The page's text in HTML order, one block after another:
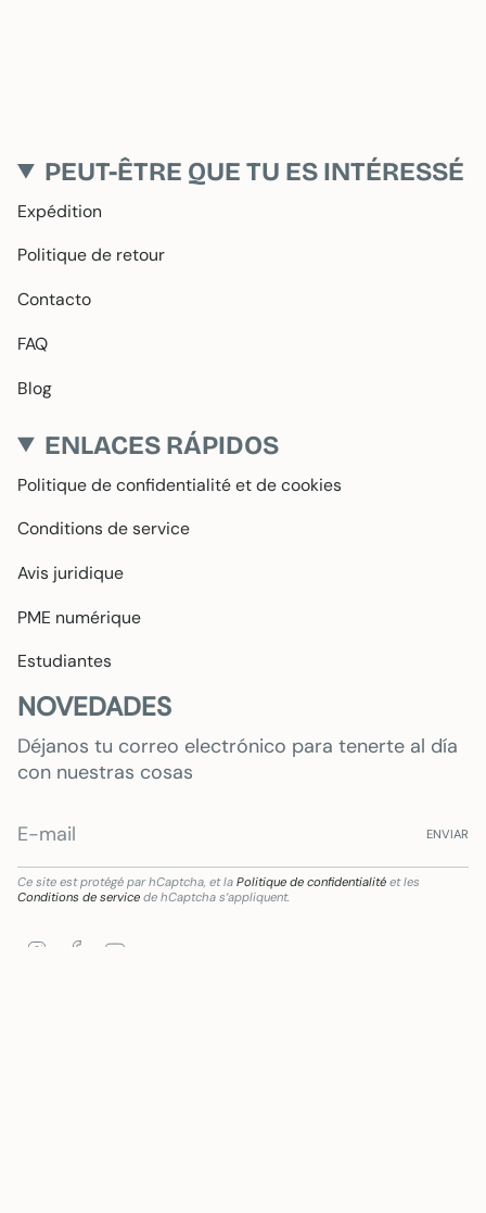
PEUT-ÊTRE QUE TU ES INTÉRESSÉ
Expédition
Politique de retour
Contacto
FAQ
Blog
ENLACES RÁPIDOS
Politique de confidentialité et de cookies
Conditions de service
Avis juridique
PME numérique
Estudiantes
NOVEDADES
Déjanos tu correo electrónico para tenerte al día
con nuestras cosas
ENVIAR
Ce site est protégé par hCaptcha, et la Politique de confidentialité et les
Conditions de service de hCaptcha s’appliquent.
InstagramFacebook